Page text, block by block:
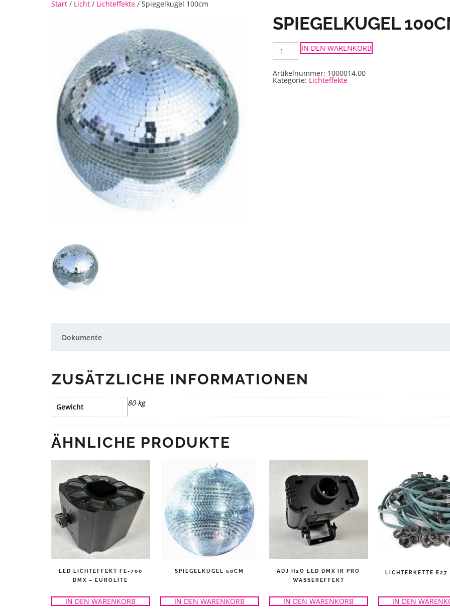
Start / Licht / Lichteffekte / Spiegelkugel 100cm
SPIEGELKUGEL
Spiegelkugel
100cm
Menge
IN DEN WARENKORB
Artikelnummer: 1000014.00
Kategorie: Lichteffekte
Dokumente
ZUSÄTZLICHE INFORMATIONEN
Gewicht 80 kg
ÄHNLICHE PRODUKTE
LED LICHTEFFEKT FE-700
DMX – EUROLITE
IN DEN WARENKORB
SPIEGELKUGEL 50CM
IN DEN WARENKORB
ADJ H2O LED DMX IR PRO
WASSEREFFEKT
IN DEN WARENKORB
LICHTERKETTE E27
IN DEN